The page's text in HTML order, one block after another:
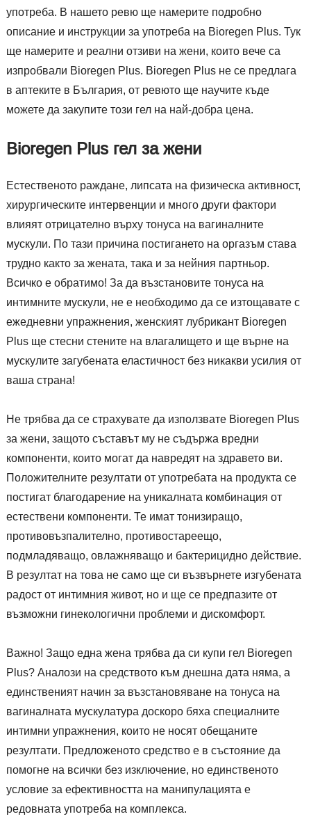
употреба. В нашето ревю ще намерите подробно
описание и инструкции за употреба на Bioregen Plus. Тук
ще намерите и реални отзиви на жени, които вече са
изпробвали Bioregen Plus. Bioregen Plus не се предлага
в аптеките в България, от ревюто ще научите къде
можете да закупите този гел на най-добра цена.
Bioregen Plus гел за жени
Естественото раждане, липсата на физическа активност,
хирургическите интервенции и много други фактори
влияят отрицателно върху тонуса на вагиналните
мускули. По тази причина постигането на оргазъм става
трудно както за жената, така и за нейния партньор.
Всичко е обратимо! За да възстановите тонуса на
интимните мускули, не е необходимо да се изтощавате с
ежедневни упражнения, женският лубрикант Bioregen
Plus ще стесни стените на влагалището и ще върне на
мускулите загубената еластичност без никакви усилия от
ваша страна!
Не трябва да се страхувате да използвате Bioregen Plus
за жени, защото съставът му не съдържа вредни
компоненти, които могат да навредят на здравето ви.
Положителните резултати от употребата на продукта се
постигат благодарение на уникалната комбинация от
естествени компоненти. Те имат тонизиращо,
противовъзпалително, противостареещо,
подмладяващо, овлажняващо и бактерицидно действие.
В резултат на това не само ще си възвърнете изгубената
радост от интимния живот, но и ще се предпазите от
възможни гинекологични проблеми и дискомфорт.
Важно! Защо една жена трябва да си купи гел Bioregen
Plus? Аналози на средството към днешна дата няма, а
единственият начин за възстановяване на тонуса на
вагиналната мускулатура доскоро бяха специалните
интимни упражнения, които не носят обещаните
резултати. Предложеното средство е в състояние да
помогне на всички без изключение, но единственото
условие за ефективността на манипулацията е
редовната употреба на комплекса.